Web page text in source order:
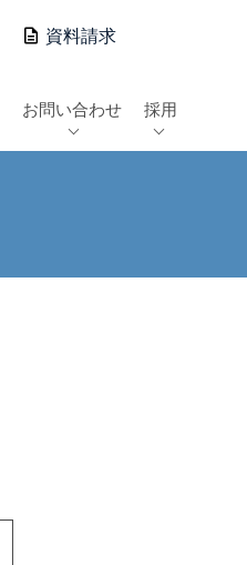
資料請求
お問い合わせ 採用